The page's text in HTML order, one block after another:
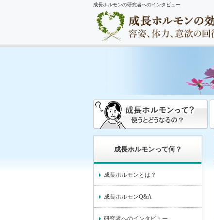
成長ホルモンの研究者へのインタビュー
成長ホルモンって何？
成長ホルモンとは？
成長ホルモンQ&A
研究者へのインタビュー